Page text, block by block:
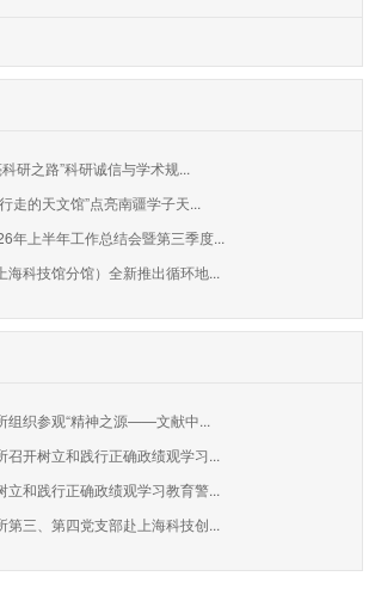
研之路”科研诚信与学术规...
走的天文馆”点亮南疆学子天...
年上半年工作总结会暨第三季度...
海科技馆分馆）全新推出循环地...
组织参观“精神之源——文献中...
召开树立和践行正确政绩观学习...
立和践行正确政绩观学习教育警...
第三、第四党支部赴上海科技创...